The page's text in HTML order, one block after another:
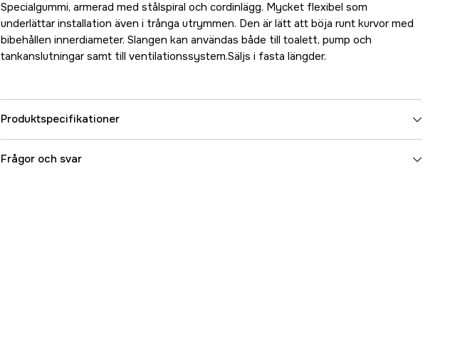
Specialgummi, armerad med stålspiral och cordinlägg. Mycket flexibel som
underlättar installation även i trånga utrymmen. Den är lätt att böja runt kurvor med
bibehållen innerdiameter. Slangen kan användas både till toalett, pump och
tankanslutningar samt till ventilationssystem.Säljs i fasta längder.
Produktspecifikationer
Referensnummer
Frågor och svar